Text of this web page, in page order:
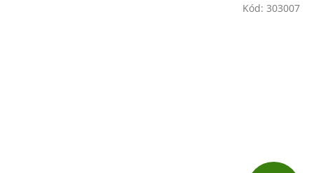
Kód: 303007